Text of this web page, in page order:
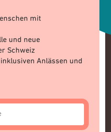
Anlässen und Festivals
mit
und neue
Schweiz
Anlässen und